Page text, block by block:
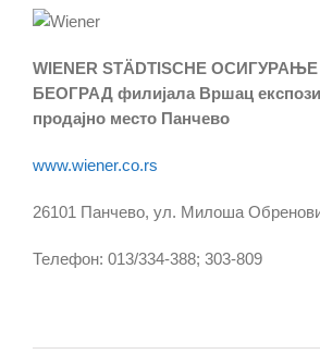
WIENER STÄDTISCHE
БЕОГРАД филијала Вршац
продајно место Панчево
www.wiener.co.rs
26101 Панчево, ул. Милоша
Телефон: 013/334-388; 303-809